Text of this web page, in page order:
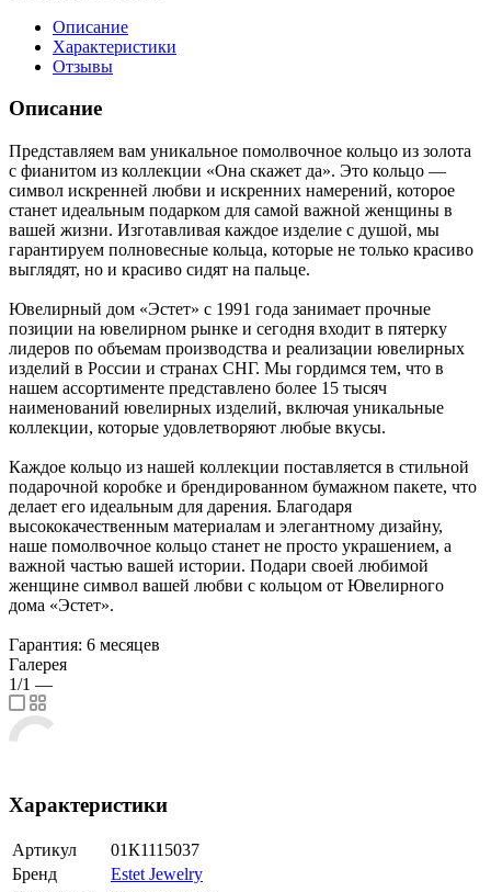
Описание
Характеристики
Отзывы
Описание
Представляем вам уникальное помолвочное кольцо из золота
с фианитом из коллекции «Она скажет да». Это кольцо —
символ искренней любви и искренних намерений, которое
станет идеальным подарком для самой важной женщины в
вашей жизни. Изготавливая каждое изделие с душой, мы
гарантируем полновесные кольца, которые не только красиво
выглядят, но и красиво сидят на пальце.
Ювелирный дом «Эстет» с 1991 года занимает прочные
позиции на ювелирном рынке и сегодня входит в пятерку
лидеров по объемам производства и реализации ювелирных
изделий в России и странах СНГ. Мы гордимся тем, что в
нашем ассортименте представлено более 15 тысяч
наименований ювелирных изделий, включая уникальные
коллекции, которые удовлетворяют любые вкусы.
Каждое кольцо из нашей коллекции поставляется в стильной
подарочной коробке и брендированном бумажном пакете, что
делает его идеальным для дарения. Благодаря
высококачественным материалам и элегантному дизайну,
наше помолвочное кольцо станет не просто украшением, а
важной частью вашей истории. Подари своей любимой
женщине символ вашей любви с кольцом от Ювелирного
дома «Эстет».
Гарантия: 6 месяцев
Галерея
1/1 —
Характеристики
Артикул
01К1115037
Бренд
Estet Jewelry